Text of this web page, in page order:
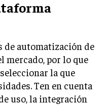
Y CADENA DE
Y GESTIÓN DEL
de automatización de
mercado, por lo que
la que
Ten en cuenta
uso, la integración